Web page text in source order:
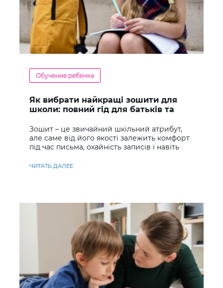
Обучение ребенка
Як вибрати найкращі зошити для
школи: повний гід для батьків та
Зошит – це звичайний шкільний атрибут,
але саме від його якості залежить комфорт
під час письма, охайність записів і навіть
ЧИТАТЬ ДАЛЕЕ